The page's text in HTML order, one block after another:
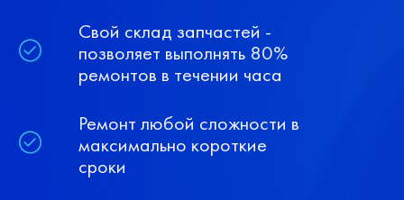
Свой склад запчастей -
позволяет выполнять 80%
ремонтов в течении часа
Ремонт любой сложности в
максимально короткие
сроки